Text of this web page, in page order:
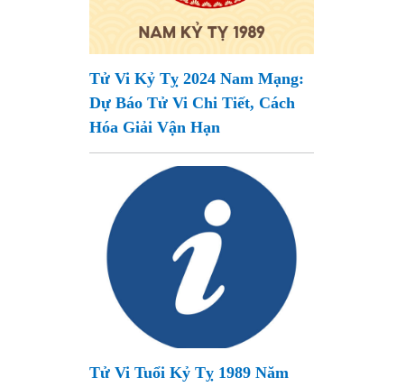
Tử Vi Kỷ Tỵ 2024 Nam Mạng:
Dự Báo Tử Vi Chi Tiết, Cách
Hóa Giải Vận Hạn
Tử Vi Tuổi Kỷ Tỵ 1989 Năm